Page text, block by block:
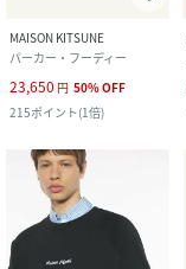
MAISON KITSUNE
パーカー・フーディー
23,650 円 50%OFF
215ポイント(1倍)